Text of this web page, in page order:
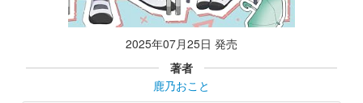
2025年07月25日 発売
著者
鹿乃おこと